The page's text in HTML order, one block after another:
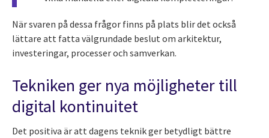
När svaren på dessa frågor finns på plats blir det också
lättare att fatta välgrundade beslut om arkitektur,
investeringar, processer och samverkan.
Tekniken ger nya möjligheter till
digital kontinuitet
Det positiva är att dagens teknik ger betydligt bättre